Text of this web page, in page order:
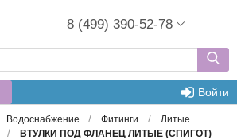
8 (499) 390-52-78
Войти
Водоснабжение / Фитинги /
Литые
/
ВТУЛКИ ПОД ФЛАНЕЦ ЛИТЫЕ (СПИГОТ)